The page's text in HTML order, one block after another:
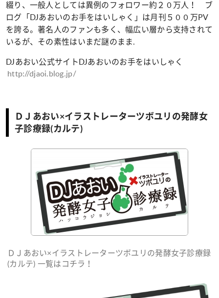
綴り、一般人としては異例のフォロワー約２０万人！ ブ
ログ「DJあおいのお手をはいしゃく」は月刊５００万PV
を誇る。著名人のファンも多く、幅広い層から支持されて
いるが、その素性はいまだ謎のまま.
DJあおい公式サイトDJあおいのお手をはいしゃく
http://djaoi.blog.jp/
ＤＪあおい×イラストレーターツボユリの発酵女
子診療録(カルテ)
ＤＪあおい×イラストレーターツボユリの発酵女子診療録
(カルテ) 一覧はコチラ！